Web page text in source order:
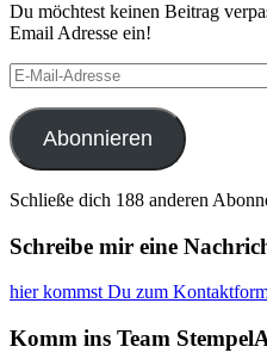
Du möchtest keinen Beitrag
Email Adresse ein!
E-
Mail-
Adresse
Abonnieren
Schließe dich 188 anderen
Schreibe mir eine
hier kommst Du zum
Komm ins Team